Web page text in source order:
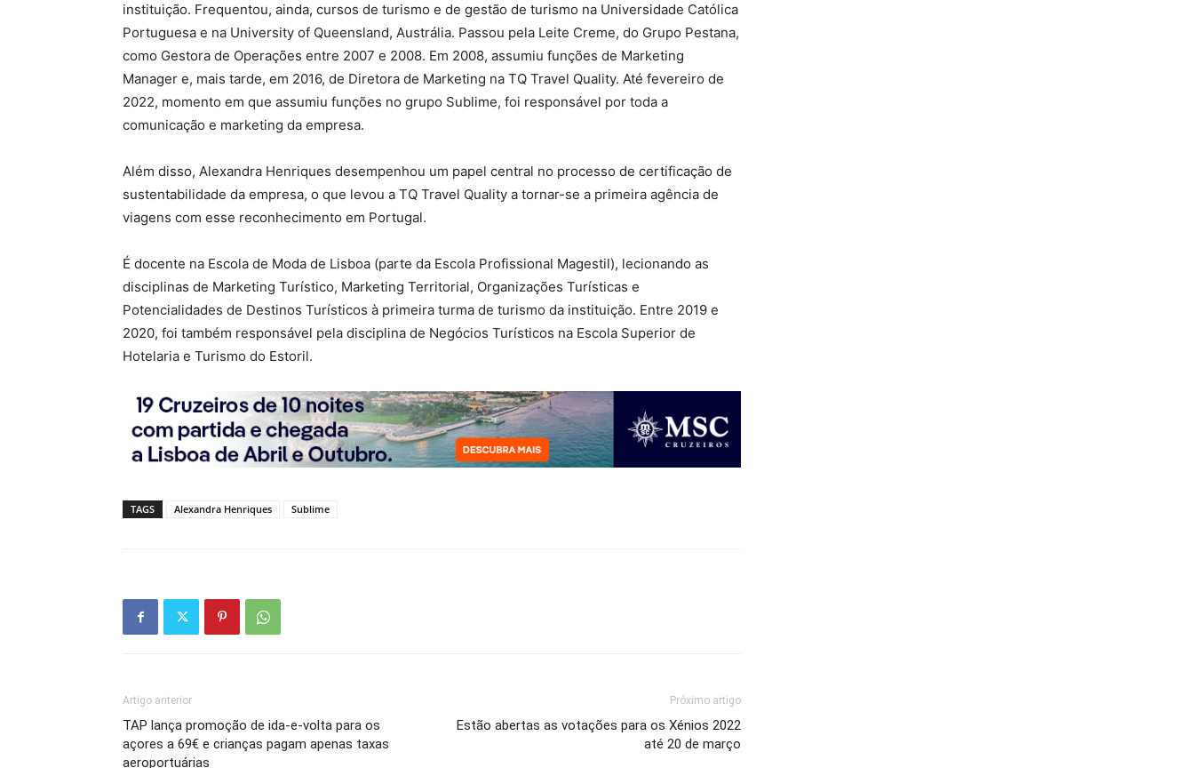
instituição. Frequentou, ainda, cursos de turismo e de gestão de turismo na Universidade Católica
Portuguesa e na University of Queensland, Austrália. Passou pela Leite Creme, do Grupo Pestana,
como Gestora de Operações entre 2007 e 2008. Em 2008, assumiu funções de Marketing
Manager e, mais tarde, em 2016, de Diretora de Marketing na TQ Travel Quality. Até fevereiro de
2022, momento em que assumiu funções no grupo Sublime, foi responsável por toda a
comunicação e marketing da empresa.
Além disso, Alexandra Henriques desempenhou um papel central no processo de certificação de
sustentabilidade da empresa, o que levou a TQ Travel Quality a tornar-se a primeira agência de
viagens com esse reconhecimento em Portugal.
É docente na Escola de Moda de Lisboa (parte da Escola Profissional Magestil), lecionando as
disciplinas de Marketing Turístico, Marketing Territorial, Organizações Turísticas e
Potencialidades de Destinos Turísticos à primeira turma de turismo da instituição. Entre 2019 e
2020, foi também responsável pela disciplina de Negócios Turísticos na Escola Superior de
Hotelaria e Turismo do Estoril.
TAGS Alexandra Henriques Sublime
Artigo anterior
TAP lança promoção de ida-e-volta para os
açores a 69€ e crianças pagam apenas taxas
aeroportuárias
Próximo artigo
Estão abertas as votações para os Xénios 2022
até 20 de março